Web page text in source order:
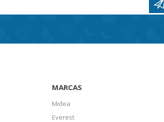
MARCAS
Midea
Everest